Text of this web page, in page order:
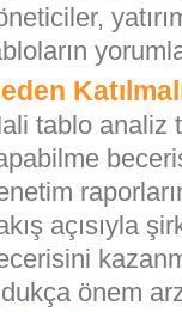
tablo analiz
açısıyla
önem